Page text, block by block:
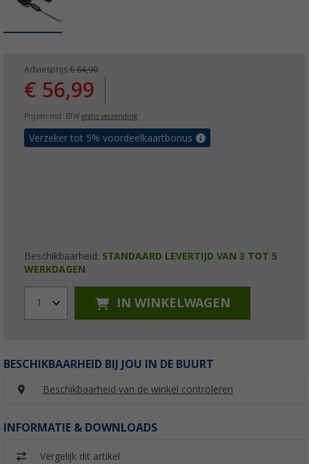
Adviesprijs € 64,90
€ 56,99
Prijzen incl. BTW gratis verzending
Verzeker tot 5% voordeelkaartbonus
Beschikbaarheid: STANDAARD LEVERTIJD VAN 3 TOT 5
WERKDAGEN
1 IN WINKELWAGEN
BESCHIKBAARHEID BIJ JOU IN DE BUURT
Beschikbaarheid van de winkel controleren
INFORMATIE & DOWNLOADS
Vergelijk dit artikel